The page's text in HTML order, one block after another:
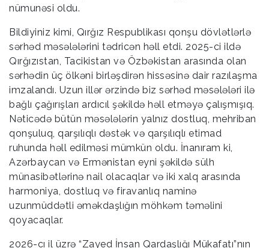
nümunəsi oldu.
Bildiyiniz kimi, Qırğız Respublikası qonşu dövlətlərlə
sərhəd məsələlərini tədricən həll etdi. 2025-ci ildə
Qırğızıstan, Tacikistan və Özbəkistan arasında olan
sərhədin üç ölkəni birləşdirən hissəsinə dair razılaşma
imzalandı. Uzun illər ərzində biz sərhəd məsələləri ilə
bağlı çağırışları ardıcıl şəkildə həll etməyə çalışmışıq.
Nəticədə bütün məsələlərin yalnız dostluq, mehriban
qonşuluq, qarşılıqlı dəstək və qarşılıqlı etimad
ruhunda həll edilməsi mümkün oldu. İnanıram ki,
Azərbaycan və Ermənistan eyni şəkildə sülh
münasibətlərinə nail olacaqlar və iki xalq arasında
harmoniya, dostluq və firavanlıq naminə
uzunmüddətli əməkdaşlığın möhkəm təməlini
qoyacaqlar.
2026-cı il üzrə “Zayed İnsan Qardaşlığı Mükafatı”nın